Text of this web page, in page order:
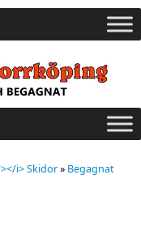
i> Skidor» Begagnat